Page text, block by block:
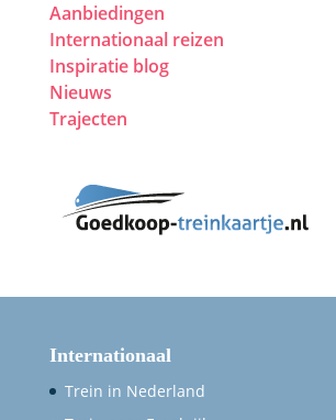
Aanbiedingen
Internationaal reizen
Inspiratie blog
Nieuws
Trajecten
Internationaal
Trein in Nederland